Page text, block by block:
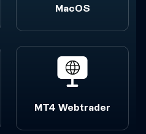
MacOS
MT4 Webtrader